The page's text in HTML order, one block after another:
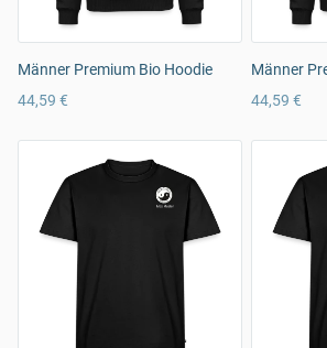
Männer Premium Bio Hoodie
44,59 €
Männer
44,59 €